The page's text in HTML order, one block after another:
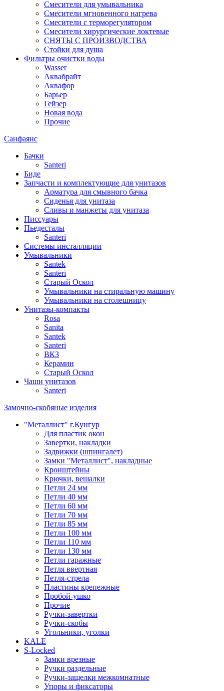
Смесители для умывальника
Смесители мгновенного нагрева
Смесители с терморегулятором
Смесители хирургические локтевые
СНЯТЫ С ПРОИЗВОДСТВА
Стойки для душа
Фильтры очистки воды
Wasser
Аквабрайт
Аквафор
Барьер
Гейзер
Новая вода
Прочие
Санфаянс
Бачки
Santeri
Биде
Запчасти и комплектующие для унитазов
Арматура для смывного бачка
Сиденья для унитаза
Сливы и манжеты для унитаза
Писсуары
Пьедесталы
Santeri
Системы инсталляции
Умывальники
Santek
Santeri
Старый Оскол
Умывальники на стиральную машину
Умывальники на столешницу
Унитазы-компакты
Rosa
Sanita
Santek
Santeri
ВКЗ
Керамин
Старый Оскол
Чаши унитазов
Santeri
Замочно-скобяные изделия
"Металлист" г.Кунгур
Для пластик окон
Завертки, накладки
Задвижки (шпингалет)
Замки "Металлист", накладные
Кронштейны
Крючки, вешалки
Петли 24 мм
Петли 40 мм
Петли 60 мм
Петли 70 мм
Петли 85 мм
Петли 100 мм
Петли 110 мм
Петли 130 мм
Петли гаражные
Петля ввертная
Петля-стрела
Пластины крепежные
Пробой-ушко
Прочие
Ручки-завертки
Ручки-скобы
Угольники, уголки
KALE
S-Locked
Замки врезные
Ручки раздельные
Ручки-защелки межкомнатные
Упоры и фиксаторы